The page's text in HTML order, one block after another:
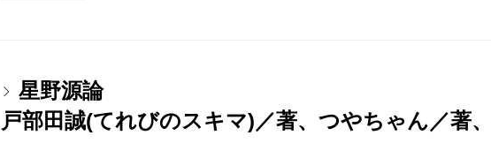
星野源論
戸部田誠(てれびのスキマ)／著、つやちゃん／著